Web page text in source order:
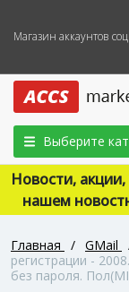
Магазин аккаунтов
Выберите
Новости,
нашем
Главная / GMail
регистрации -
без пароля.